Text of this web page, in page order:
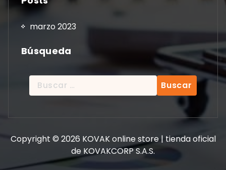
marzo 2023
Búsqueda
Buscar:
Copyright © 2026 KOVAK online store | tienda oficial
de KOVAKCORP S.A.S.